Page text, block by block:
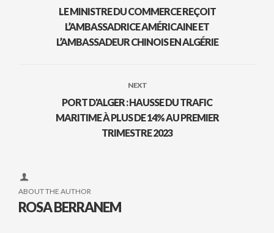
LE MINISTRE DU COMMERCE REÇOIT
L’AMBASSADRICE AMÉRICAINE ET
L’AMBASSADEUR CHINOIS EN ALGÉRIE
NEXT
PORT D'ALGER : HAUSSE DU TRAFIC
MARITIME À PLUS DE 14% AU PREMIER
TRIMESTRE 2023
ABOUT THE AUTHOR
ROSA BERRANEM